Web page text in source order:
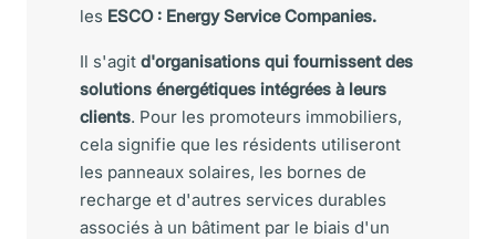
les ESCO : Energy Service Companies.
Il s'agit d'organisations qui fournissent des
solutions énergétiques intégrées à leurs
clients. Pour les promoteurs immobiliers,
cela signifie que les résidents utiliseront
les panneaux solaires, les bornes de
recharge et d'autres services durables
associés à un bâtiment par le biais d'un